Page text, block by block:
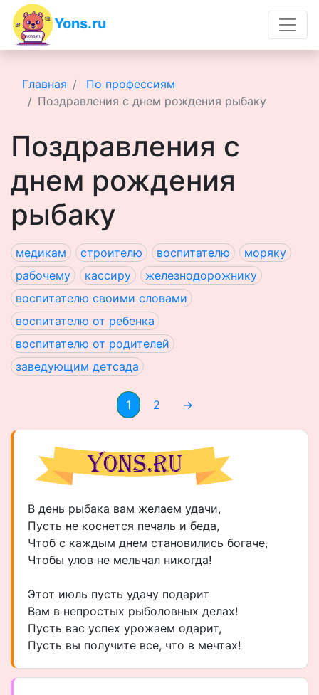
Yons.ru
Главная
По профессиям
Поздравления с днем рождения рыбаку
Поздравления с
днем рождения
рыбаку
медикам строителю воспитателю
моряку
рабочему
кассиру
железнодорожнику
воспитателю своими словами
воспитателю от ребенка
воспитателю от родителей
заведующим детсада
1 2 →
В день рыбака вам желаем удачи,
Пусть не коснется печаль и беда,
Чтоб с каждым днем становились богаче,
Чтобы улов не мельчал никогда!
Этот июль пусть удачу подарит
Вам в непростых рыболовных делах!
Пусть вас успех урожаем одарит,
Пусть вы получите все, что в мечтах!